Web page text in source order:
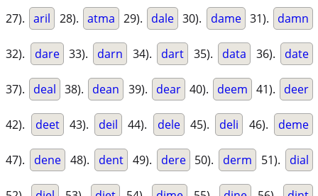
27). aril 28). atma 29). dale 30). dame 31). damn
32). dare 33). darn 34). dart 35). data 36). date
37). deal 38). dean 39). dear 40). deem 41). deer
42). deet 43). deil 44). dele 45). deli 46). deme
47). dene 48). dent 49). dere 50). derm 51). dial